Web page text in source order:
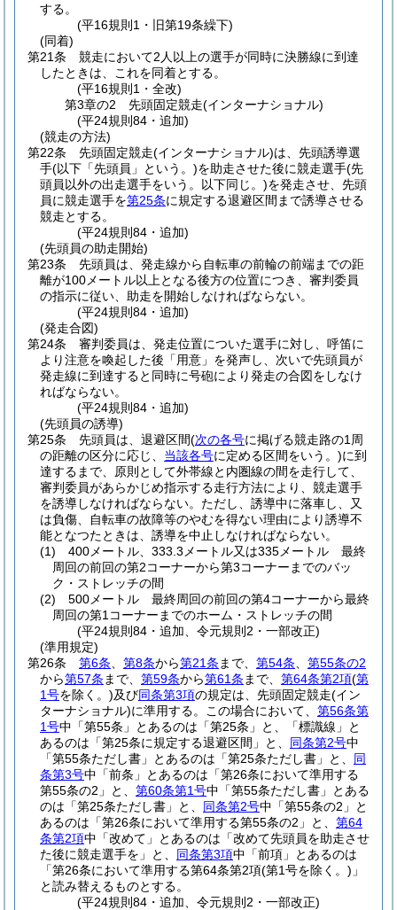
する。
(平16規則1・旧第19条繰下)
(同着)
第21条
競走において2人以上の選手が同時に決勝線に到達
したときは、これを同着とする。
(平16規則1・全改)
第3章の2
先頭固定競走(インターナショナル)
(平24規則84・追加)
(競走の方法)
第22条
先頭固定競走(インターナショナル)は、先頭誘導選
手(以下「先頭員」という。)を助走させた後に競走選手(先
頭員以外の出走選手をいう。以下同じ。)を発走させ、先頭
員に競走選手を第25条に規定する退避区間まで誘導させる
競走とする。
(平24規則84・追加)
(先頭員の助走開始)
第23条
先頭員は、発走線から自転車の前輪の前端までの距
離が100メートル以上となる後方の位置につき、審判委員
の指示に従い、助走を開始しなければならない。
(平24規則84・追加)
(発走合図)
第24条
審判委員は、発走位置についた選手に対し、呼笛に
より注意を喚起した後「用意」を発声し、次いで先頭員が
発走線に到達すると同時に号砲により発走の合図をしなけ
ればならない。
(平24規則84・追加)
(先頭員の誘導)
第25条
先頭員は、退避区間(次の各号に掲げる競走路の1周
の距離の区分に応じ、 当該各号に定める区間をいう。)に到
達するまで、原則として外帯線と内圏線の間を走行して、
審判委員があらかじめ指示する走行方法により、競走選手
を誘導しなければならない。 ただし、誘導中に落車し、又
は負傷、自転車の故障等のやむを得ない理由により誘導不
能となつたときは、誘導を中止しなければならない。
(1)
400メートル、333.3メートル又は335メートル 最終
周回の前回の第2コーナーから第3コーナーまでのバッ
ク・ストレッチの間
(2)
500メートル 最終周回の前回の第4コーナーから最終
周回の第1コーナーまでのホーム・ストレッチの間
(平24規則84・追加、令元規則2・一部改正)
(準用規定)
第26条
第6条 第8条から第21条 まで、 第54条
第55条の2
から第57条 まで、 第59条から第61条 まで、 第64条第2項(第
1号を除く。)及び同条第3項の規定は、先頭固定競走(イン
ターナショナル)に準用する。 この場合において、 第56条第
1号中「第55条」とあるのは「第25条」と、「標識線」と
あるのは「第25条に規定する退避区間」と、 同条第2号中
「第55条ただし書」とあるのは「第25条ただし書」と、 同
条第3号中「前条」とあるのは「第26条において準用する
第55条の2」と、 第60条第1号中「第55条ただし書」とある
のは「第25条ただし書」と、 同条第2号中「第55条の2」と
あるのは「第26条において準用する第55条の2」と、 第64
条第2項中「改めて」とあるのは「改めて先頭員を助走させ
た後に競走選手を」と、 同条第3項中「前項」とあるのは
「第26条において準用する第64条第2項(第1号を除く。) 」
と読み替えるものとする。
(平24規則84・追加、令元規則2・一部改正)